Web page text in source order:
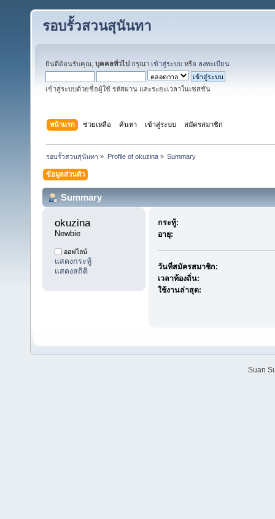
รอบรั้วสวนสุนันทา
ยินดีต้อนรับคุณ, บุคคลทั่วไป กรุณา เข้าสู่ระบบ หรือ ลงทะเบียน
เข้าสู่ระบบด้วยชื่อผู้ใช้ รหัสผ่าน และระยะเวลาในเซสชั่น
หน้าแรก ช่วยเหลือ ค้นหา เข้าสู่ระบบ สมัครสมาชิก
รอบรั้วสวนสุนันทา » Profile of okuzina» Summary
ข้อมูลส่วนตัว
Summary
okuzina
Newbie
ออฟไลน์
แสดงกระทู้
แสดงสถิติ
กระทู้:
อายุ:
วันที่สมัครสมาชิก:
เวลาท้องถิ่น:
ใช้งานล่าสุด:
Suan